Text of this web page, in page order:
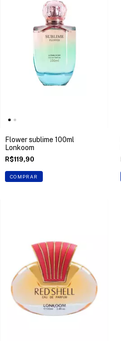
Flower sublime 100ml
Lonkoom
R$119,90
COMPRAR